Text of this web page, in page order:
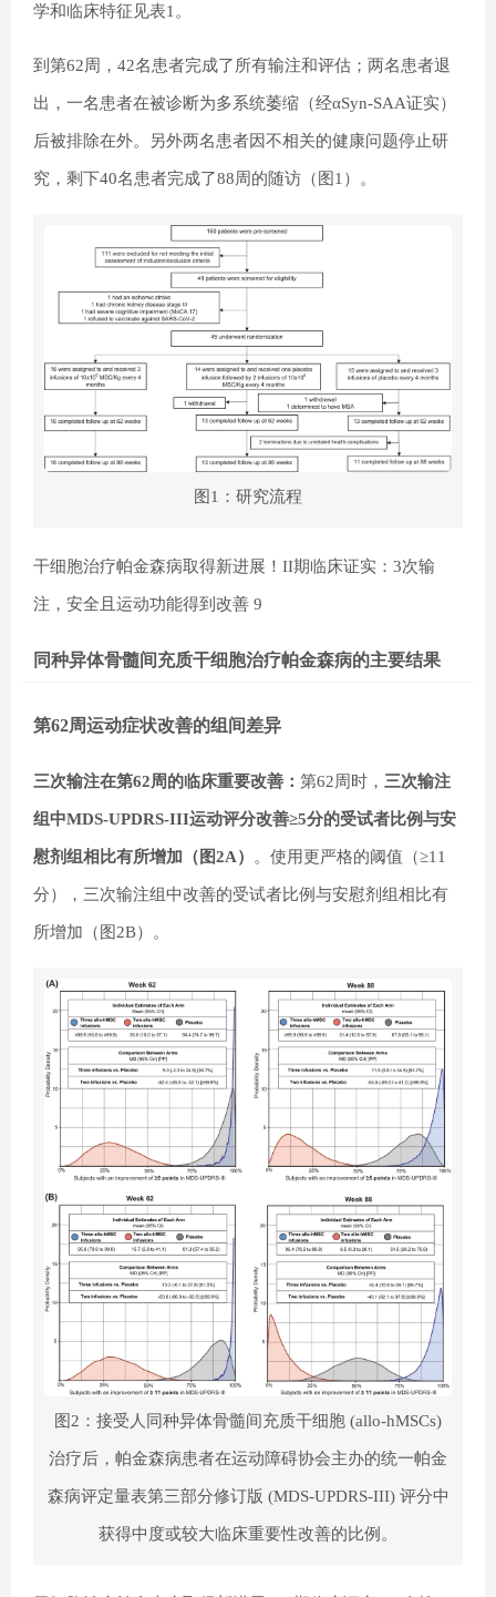
学和临床特征见表1。
到第62周，42名患者完成了所有输注和评估；两名患者退
出，一名患者在被诊断为多系统萎缩（经αSyn-SAA证实）
后被排除在外。另外两名患者因不相关的健康问题停止研
究，剩下40名患者完成了88周的随访（图1）。
图1：研究流程
干细胞治疗帕金森病取得新进展！II期临床证实：3次输
注，安全且运动功能得到改善 9
同种异体骨髓间充质干细胞治疗帕金森病的主要结果
第62周运动症状改善的组间差异
三次输注在第62周的临床重要改善： 第62周时， 三次输注
组中MDS-UPDRS-III运动评分改善≥5分的受试者比例与安
慰剂组相比有所增加（图2A） 。使用更严格的阈值（≥11
分），三次输注组中改善的受试者比例与安慰剂组相比有
所增加（图2B）。
图2：接受人同种异体骨髓间充质干细胞 (allo-hMSCs)
治疗后，帕金森病患者在运动障碍协会主办的统一帕金
森病评定量表第三部分修订版 (MDS-UPDRS-III) 评分中
获得中度或较大临床重要性改善的比例。